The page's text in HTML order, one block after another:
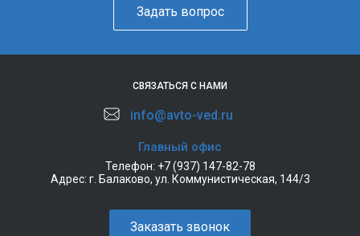
Задать вопрос
СВЯЗАТЬСЯ С НАМИ
info@avto-ved.ru
Главный офис
Телефон: +7 (937) 147-82-78
Адрес: г. Балаково, ул. Коммунистическая, 144/3
Заказать звонок